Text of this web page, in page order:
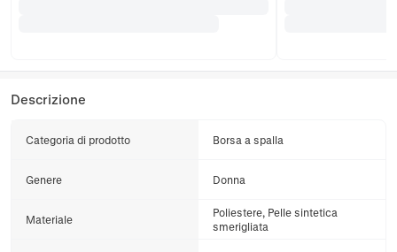
Descrizione
Categoria di prodotto Borsa a spalla
Genere Donna
Materiale
Poliestere, Pelle sintetica
smerigliata